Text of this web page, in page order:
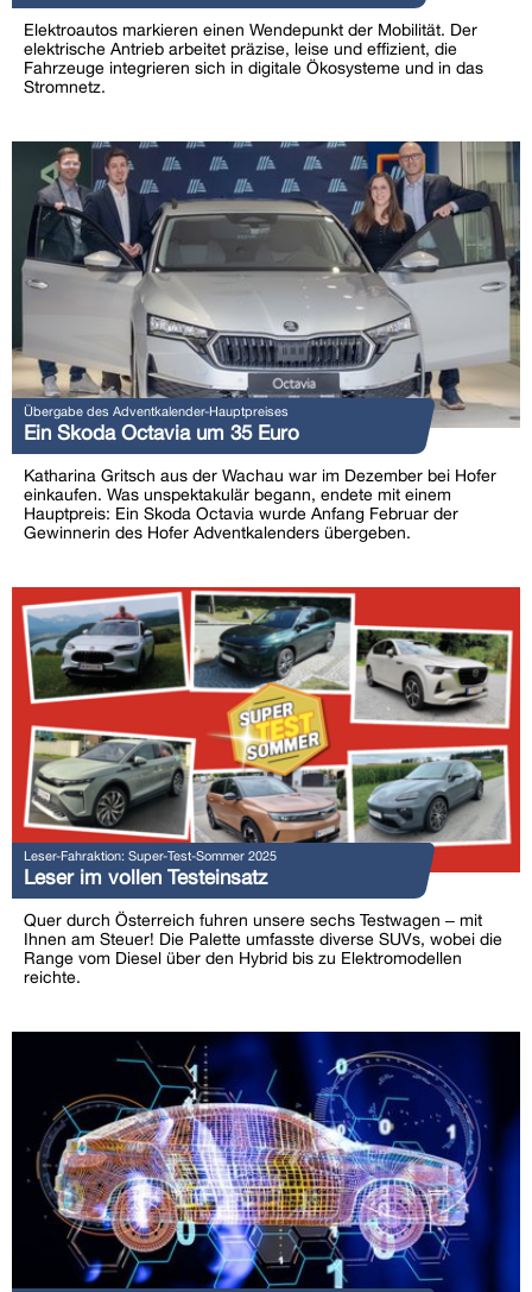
Elektroautos markieren einen Wendepunkt der Mobilität. Der
elektrische Antrieb arbeitet präzise, leise und effizient, die
Fahrzeuge integrieren sich in digitale Ökosysteme und in das
Stromnetz.
Übergabe des Adventkalender-Hauptpreises
Ein Skoda Octavia um 35 Euro
Katharina Gritsch aus der Wachau war im Dezember bei Hofer
einkaufen. Was unspektakulär begann, endete mit einem
Hauptpreis: Ein Skoda Octavia wurde Anfang Februar der
Gewinnerin des Hofer Adventkalenders übergeben.
Leser-Fahraktion: Super-Test-Sommer 2025
Leser im vollen Testeinsatz
Quer durch Österreich fuhren unsere sechs Testwagen – mit
Ihnen am Steuer! Die Palette umfasste diverse SUVs, wobei die
Range vom Diesel über den Hybrid bis zu Elektromodellen
reichte.